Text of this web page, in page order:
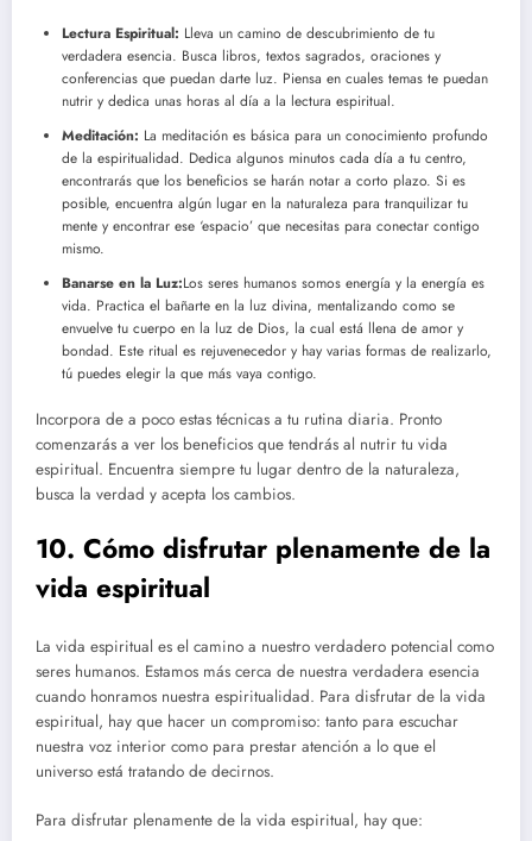
Lectura Espiritual: Lleva un camino de descubrimiento de tu
verdadera esencia. Busca libros, textos sagrados, oraciones y
conferencias que puedan darte luz. Piensa en cuales temas te puedan
nutrir y dedica unas horas al día a la lectura espiritual.
Meditación: La meditación es básica para un conocimiento profundo
de la espiritualidad. Dedica algunos minutos cada día a tu centro,
encontrarás que los beneficios se harán notar a corto plazo. Si es
posible, encuentra algún lugar en la naturaleza para tranquilizar tu
mente y encontrar ese ‘espacio’ que necesitas para conectar contigo
mismo.
Banarse en la Luz:Los seres humanos somos energía y la energía es
vida. Practica el bañarte en la luz divina, mentalizando como se
envuelve tu cuerpo en la luz de Dios, la cual está llena de amor y
bondad. Este ritual es rejuvenecedor y hay varias formas de realizarlo,
tú puedes elegir la que más vaya contigo.
Incorpora de a poco estas técnicas a tu rutina diaria. Pronto
comenzarás a ver los beneficios que tendrás al nutrir tu vida
espiritual. Encuentra siempre tu lugar dentro de la naturaleza,
busca la verdad y acepta los cambios.
10. Cómo disfrutar plenamente de la
vida espiritual
La vida espiritual es el camino a nuestro verdadero potencial como
seres humanos. Estamos más cerca de nuestra verdadera esencia
cuando honramos nuestra espiritualidad. Para disfrutar de la vida
espiritual, hay que hacer un compromiso: tanto para escuchar
nuestra voz interior como para prestar atención a lo que el
universo está tratando de decirnos.
Para disfrutar plenamente de la vida espiritual, hay que: